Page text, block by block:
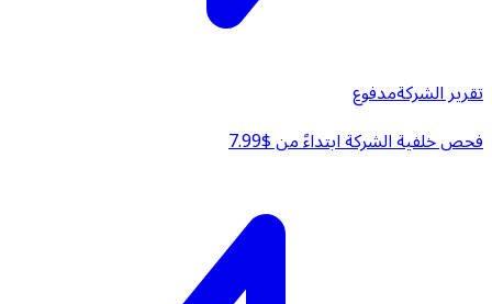
تقرير الشركةمدفوع
فحص خلفية الشركة ابتداءً من $7.99